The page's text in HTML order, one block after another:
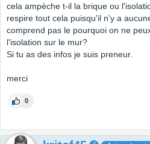
cela ampèche t-il la brique ou
respire tout cela puisqu'il n'y a
comprend pas le pourquoi on ne
l'isolation sur le mur?
Si tu as des infos je suis preneur.
merci
0